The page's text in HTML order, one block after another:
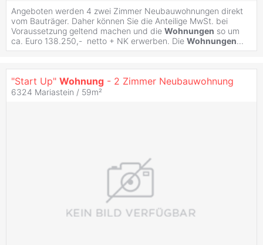
Angeboten werden 4 zwei Zimmer Neubauwohnungen direkt
vom Bauträger. Daher können Sie die Anteilige MwSt. bei
Voraussetzung geltend machen und die Wohnungen so um
ca. Euro 138.250,- netto + NK erwerben. Die Wohnungen...
"Start Up" Wohnung - 2 Zimmer Neubauwohnung
6324 Mariastein / 59m²